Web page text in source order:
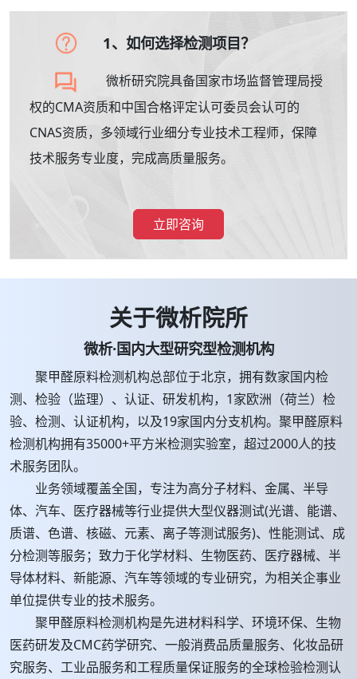
1、如何选择检测项目？
微析研究院具备国家市场监督管理局授
权的CMA资质和中国合格评定认可委员会认可的
CNAS资质，多领域行业细分专业技术工程师，保障
技术服务专业度，完成高质量服务。
立即咨询
关于微析院所
微析·国内大型研究型检测机构
聚甲醛原料检测机构总部位于北京，拥有数家国内检
测、检验（监理）、认证、研发机构，1家欧洲（荷兰）检
验、检测、认证机构，以及19家国内分支机构。聚甲醛原料
检测机构拥有35000+平方米检测实验室，超过2000人的技
术服务团队。
业务领域覆盖全国，专注为高分子材料、金属、半导
体、汽车、医疗器械等行业提供大型仪器测试(光谱、能谱、
质谱、色谱、核磁、元素、离子等测试服务)、性能测试、成
分检测等服务；致力于化学材料、生物医药、医疗器械、半
导体材料、新能源、汽车等领域的专业研究，为相关企事业
单位提供专业的技术服务。
聚甲醛原料检测机构是先进材料科学、环境环保、生物
医药研发及CMC药学研究、一般消费品质量服务、化妆品研
究服务、工业品服务和工程质量保证服务的全球检验检测认